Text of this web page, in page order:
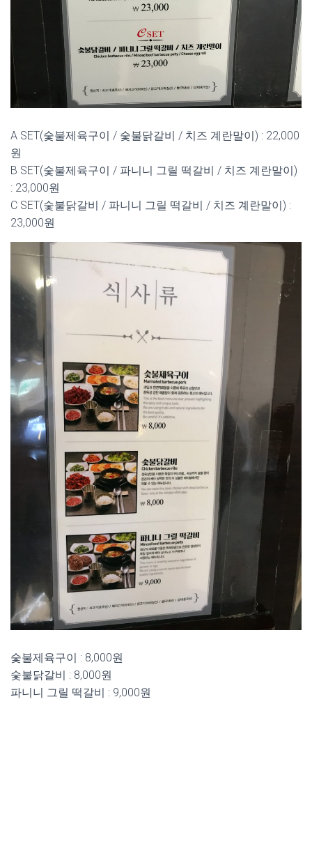
A SET(숯불제육구이 / 숯불닭갈비 / 치즈 계란말이) : 22,000
원
B SET(숯불제육구이 / 파니니 그릴 떡갈비 / 치즈 계란말이)
: 23,000원
C SET(숯불닭갈비 / 파니니 그릴 떡갈비 / 치즈 계란말이) :
23,000원
숯불제육구이 : 8,000원
숯불닭갈비 : 8,000원
파니니 그릴 떡갈비 : 9,000원